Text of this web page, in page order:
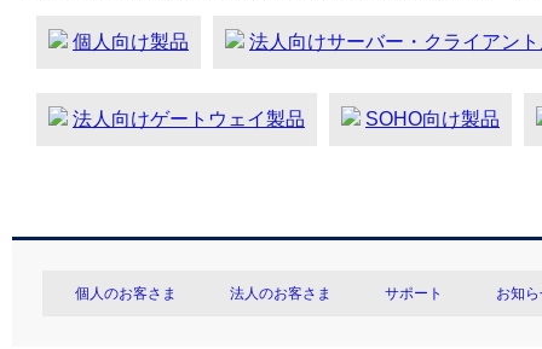
個人向け製品 法人向けサーバー・クライアン
法人向けゲートウェイ製品 SOHO向け製品
個人のお客さま 法人のお客さま サポート お知